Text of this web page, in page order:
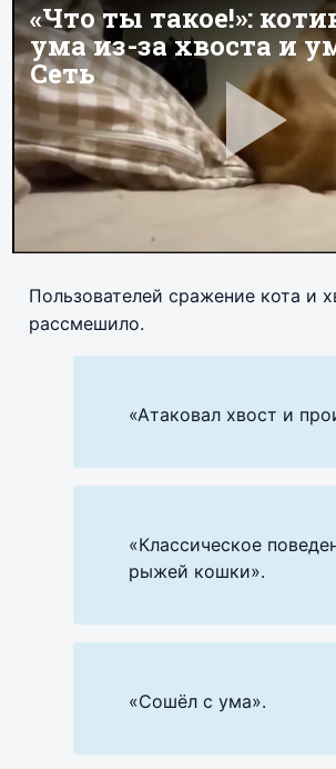
Пользователей сражение кота и
рассмешило.
«Атаковал хвост и
«Классическое
рыжей кошки».
«Сошёл с ума».